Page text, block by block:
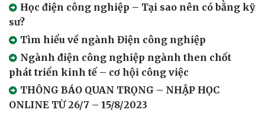
Học điện công nghiệp – Tại sao nên có bằng kỹ
sư?
Tìm hiểu về ngành Điện công nghiệp
Ngành điện công nghiệp ngành then chốt
phát triển kinh tế – cơ hội công việc
THÔNG BÁO QUAN TRỌNG – NHẬP HỌC
ONLINE TỪ 26/7 – 15/8/2023